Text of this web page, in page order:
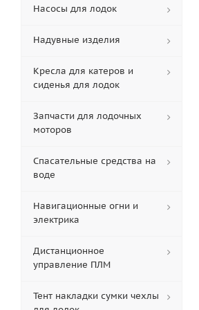
Насосы для лодок
Надувные изделия
Кресла для катеров и
сиденья для лодок
Запчасти для лодочных
моторов
Спасательные средства на
воде
Навигационные огни и
электрика
Дистанционное
управление ПЛМ
Тент накладки сумки чехлы